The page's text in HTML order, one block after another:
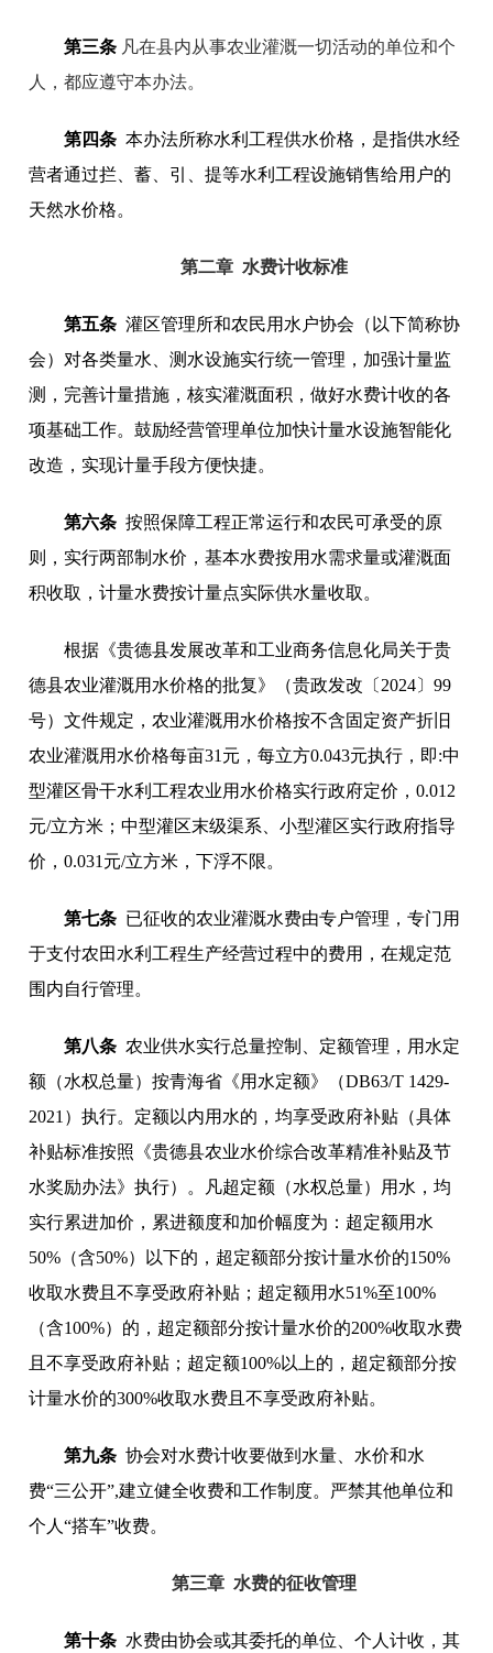
第三条 凡在县内从事农业灌溉一切活动的单位和个
人，都应遵守本办法。
第四条 本办法所称水利工程供水价格，是指供水经
营者通过拦、蓄、引、提等水利工程设施销售给用户的
天然水价格。
第二章 水费计收标准
第五条 灌区管理所和农民用水户协会（以下简称协
会）对各类量水、测水设施实行统一管理，加强计量监
测，完善计量措施，核实灌溉面积，做好水费计收的各
项基础工作。鼓励经营管理单位加快计量水设施智能化
改造，实现计量手段方便快捷。
第六条 按照保障工程正常运行和农民可承受的原
则，实行两部制水价，基本水费按用水需求量或灌溉面
积收取，计量水费按计量点实际供水量收取。
根据《贵德县发展改革和工业商务信息化局关于贵
德县农业灌溉用水价格的批复》（贵政发改〔2024〕99
号）文件规定，农业灌溉用水价格按不含固定资产折旧
农业灌溉用水价格每亩31元，每立方0.043元执行，即:中
型灌区骨干水利工程农业用水价格实行政府定价，0.012
元/立方米；中型灌区末级渠系、小型灌区实行政府指导
价，0.031元/立方米，下浮不限。
第七条 已征收的农业灌溉水费由专户管理，专门用
于支付农田水利工程生产经营过程中的费用，在规定范
围内自行管理。
第八条 农业供水实行总量控制、定额管理，用水定
额（水权总量）按青海省《用水定额》（DB63/T 1429-
2021）执行。定额以内用水的，均享受政府补贴（具体
补贴标准按照《贵德县农业水价综合改革精准补贴及节
水奖励办法》执行）。凡超定额（水权总量）用水，均
实行累进加价，累进额度和加价幅度为：超定额用水
50%（含50%）以下的，超定额部分按计量水价的150%
收取水费且不享受政府补贴；超定额用水51%至100%
（含100%）的，超定额部分按计量水价的200%收取水费
且不享受政府补贴；超定额100%以上的，超定额部分按
计量水价的300%收取水费且不享受政府补贴。
第九条 协会对水费计收要做到水量、水价和水
费“三公开”,建立健全收费和工作制度。严禁其他单位和
个人“搭车”收费。
第三章 水费的征收管理
第十条 水费由协会或其委托的单位、个人计收，其